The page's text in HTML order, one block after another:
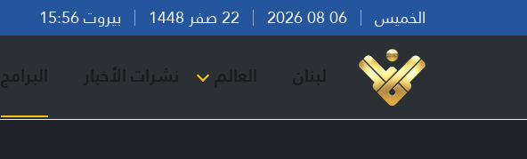
الخميس بيروت 15:56
لبنان العالم نشرات الأخبار البرامج